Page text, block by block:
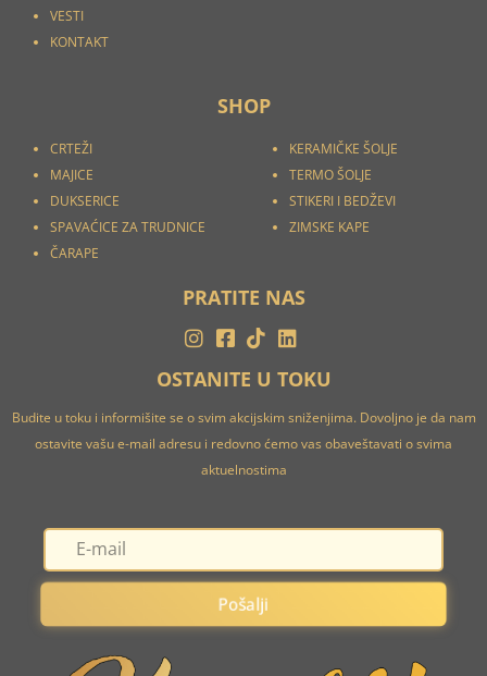
VESTI
KONTAKT
SHOP
CRTEŽI
MAJICE
DUKSERICE
SPAVAĆICE ZA TRUDNICE
ČARAPE
KERAMIČKE ŠOLJE
TERMO ŠOLJE
STIKERI I BEDŽEVI
ZIMSKE KAPE
PRATITE NAS
OSTANITE U TOKU
Budite u toku i informišite se o svim akcijskim sniženjima. Dovoljno je da nam
ostavite vašu e-mail adresu i redovno ćemo vas obaveštavati o svima
aktuelnostima
Pošalji